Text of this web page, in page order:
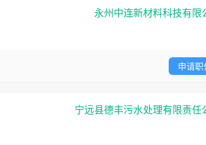
永州中连新材料科技有限
申请职
宁远县德丰污水处理有限责任